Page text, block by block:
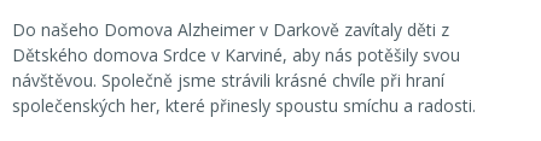
Do našeho Domova Alzheimer v Darkově zavítaly děti z
Dětského domova Srdce v Karviné, aby nás potěšily svou
návštěvou. Společně jsme strávili krásné chvíle při hraní
společenských her, které přinesly spoustu smíchu a radosti.